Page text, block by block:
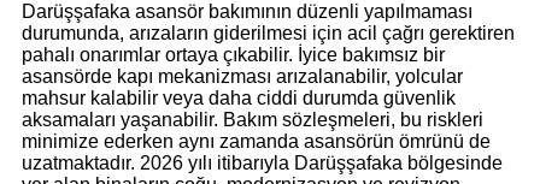
Darüşşafaka asansör bakımının düzenli yapılmaması
durumunda, arızaların giderilmesi için acil çağrı gerektiren
pahalı onarımlar ortaya çıkabilir. İyice bakımsız bir
asansörde kapı mekanizması arızalanabilir, yolcular
mahsur kalabilir veya daha ciddi durumda güvenlik
aksamaları yaşanabilir. Bakım sözleşmeleri, bu riskleri
minimize ederken aynı zamanda asansörün ömrünü de
uzatmaktadır. 2026 yılı itibarıyla Darüşşafaka bölgesinde